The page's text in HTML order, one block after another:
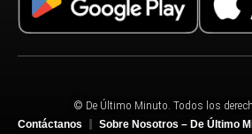
© De Último Minuto. Todos los
Contáctanos
Sobre Nosotros – De Último